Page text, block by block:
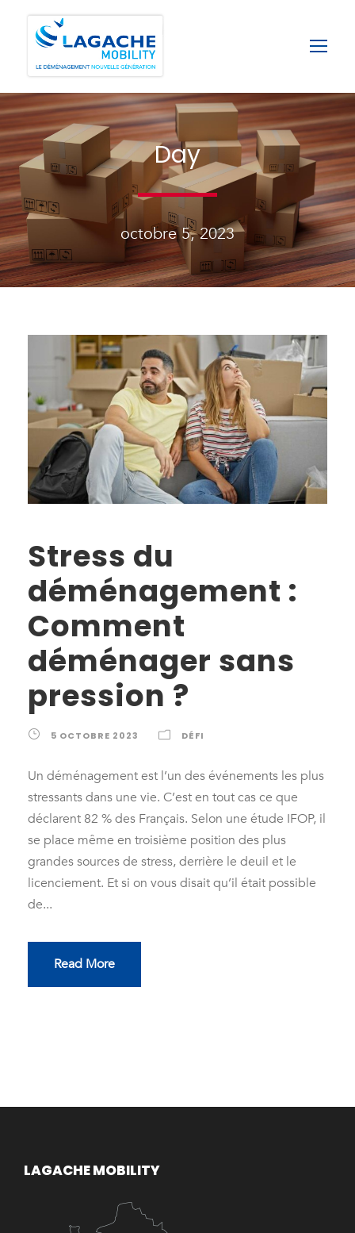
Day
octobre 5, 2023
Stress du
déménagement :
Comment
déménager sans
pression ?
5 OCTOBRE 2023 DÉFI
Un déménagement est l’un des événements les plus
stressants dans une vie. C’est en tout cas ce que
déclarent 82 % des Français. Selon une étude IFOP, il
se place même en troisième position des plus
grandes sources de stress, derrière le deuil et le
licenciement. Et si on vous disait qu’il était possible
de...
Read More
LAGACHE MOBILITY